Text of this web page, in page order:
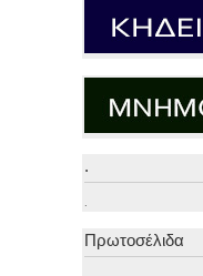
.
.
Πρωτοσέλιδα